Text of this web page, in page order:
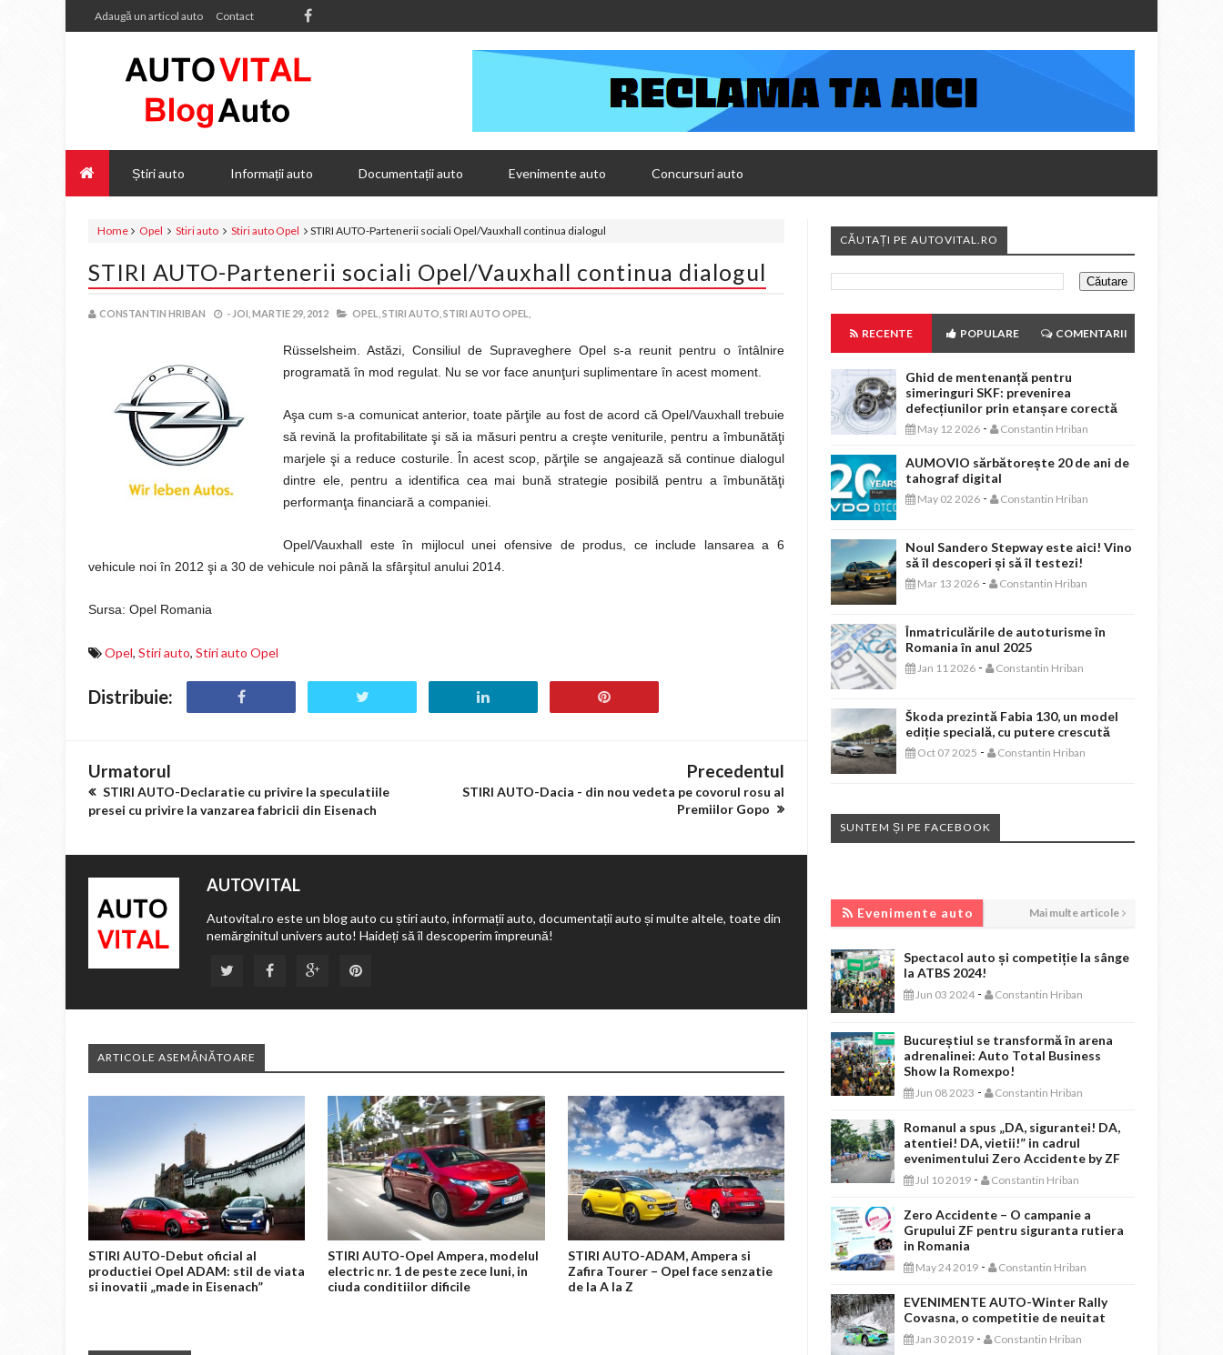
Adaugă un articol auto Contact
Știri auto Informații auto Documentații auto Evenimente auto Concursuri auto
Home Opel Stiri auto Stiri auto Opel STIRI AUTO-Partenerii sociali Opel/Vauxhall continua dialogul
STIRI AUTO-Partenerii sociali Opel/Vauxhall continua dialogul
CONSTANTIN HRIBAN - JOI, MARTIE 29, 2012 OPEL, STIRI AUTO, STIRI AUTO OPEL,
Rüsselsheim. Astăzi, Consiliul de Supraveghere Opel s-a reunit pentru o întâlnire
programată în mod regulat. Nu se vor face anunţuri suplimentare în acest moment.
Aşa cum s-a comunicat anterior, toate părţile au fost de acord că Opel/Vauxhall trebuie
să revină la profitabilitate şi să ia măsuri pentru a creşte veniturile, pentru a îmbunătăţi
marjele şi a reduce costurile. În acest scop, părţile se angajează să continue dialogul
dintre ele, pentru a identifica cea mai bună strategie posibilă pentru a îmbunătăţi
performanţa financiară a companiei.
Opel/Vauxhall este în mijlocul unei ofensive de produs, ce include lansarea a 6
vehicule noi în 2012 şi a 30 de vehicule noi până la sfârşitul anului 2014.
Sursa: Opel Romania
Opel, Stiri auto, Stiri auto Opel
Distribuie:
Urmatorul
STIRI AUTO-Declaratie cu privire la speculatiile
presei cu privire la vanzarea fabricii din Eisenach
Precedentul
STIRI AUTO-Dacia - din nou vedeta pe covorul rosu al
Premiilor Gopo
AUTOVITAL
Autovital.ro este un blog auto cu știri auto, informații auto, documentații auto și multe altele, toate din
nemărginitul univers auto! Haideți să îl descoperim împreună!
ARTICOLE ASEMĂNĂTOARE
STIRI AUTO-Debut oficial al
productiei Opel ADAM: stil de viata
si inovatii „made in Eisenach”
STIRI AUTO-Opel Ampera, modelul
electric nr. 1 de peste zece luni, in
ciuda conditiilor dificile
STIRI AUTO-ADAM, Ampera si
Zafira Tourer – Opel face senzatie
de la A la Z
CĂUTAȚI PE AUTOVITAL.RO
RECENTE POPULARE COMENTARII
Ghid de mentenanță pentru
simeringuri SKF: prevenirea
defecțiunilor prin etanșare corectă
May 12 2026 - Constantin Hriban
AUMOVIO sărbătorește 20 de ani de
tahograf digital
May 02 2026 - Constantin Hriban
Noul Sandero Stepway este aici! Vino
să îl descoperi și să îl testezi!
Mar 13 2026 - Constantin Hriban
Înmatriculările de autoturisme în
Romania în anul 2025
Jan 11 2026 - Constantin Hriban
Škoda prezintă Fabia 130, un model
ediție specială, cu putere crescută
Oct 07 2025 - Constantin Hriban
SUNTEM ȘI PE FACEBOOK
Evenimente auto Mai multe articole
Spectacol auto și competiție la sânge
la ATBS 2024!
Jun 03 2024 - Constantin Hriban
Bucureștiul se transformă în arena
adrenalinei: Auto Total Business
Show la Romexpo!
Jun 08 2023 - Constantin Hriban
Romanul a spus „DA, sigurantei! DA,
atentiei! DA, vietii!” in cadrul
evenimentului Zero Accidente by ZF
Jul 10 2019 - Constantin Hriban
Zero Accidente – O campanie a
Grupului ZF pentru siguranta rutiera
in Romania
May 24 2019 - Constantin Hriban
EVENIMENTE AUTO-Winter Rally
Covasna, o competitie de neuitat
Jan 30 2019 - Constantin Hriban